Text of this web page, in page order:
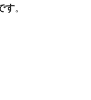
す。